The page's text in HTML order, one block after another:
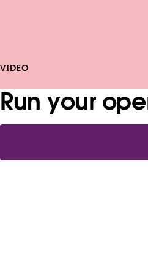
VIDEO
Run your